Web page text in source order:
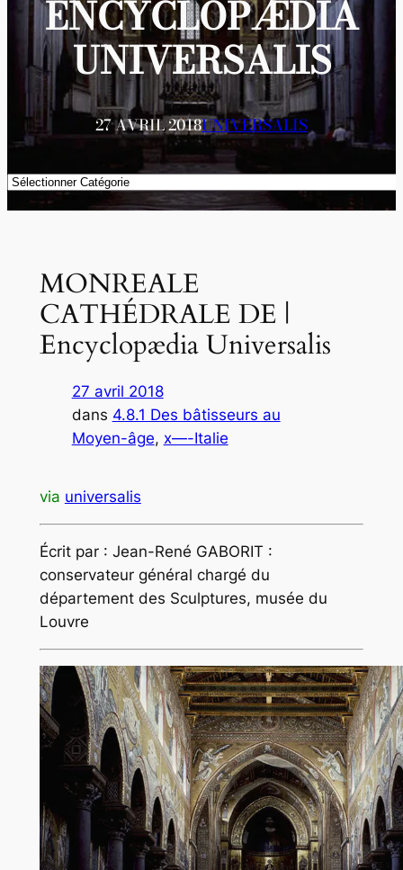
ENCYCLOPÆDIA
UNIVERSALIS
27 AVRIL 2018UNIVERSALIS
Catégories
MONREALE
CATHÉDRALE DE |
Encyclopædia Universalis
27 avril 2018
dans 4.8.1 Des bâtisseurs au
Moyen-âge, x—-Italie
via universalis
Écrit par : Jean-René GABORIT :
conservateur général chargé du
département des Sculptures, musée du
Louvre